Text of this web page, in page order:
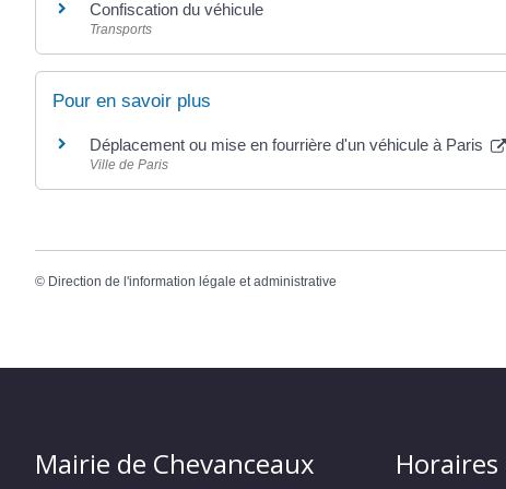
Confiscation du véhicule
Transports
Pour en savoir plus
Déplacement ou mise en fourrière d'un véhicule à Paris
Ville de Paris
© Direction de l'information légale et administrative
Mairie de Chevanceaux
Horaires